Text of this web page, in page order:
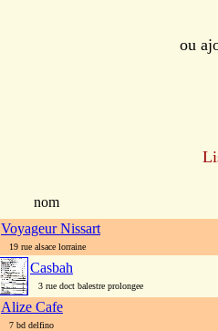
ou
nom
Voyageur Nissart
19 rue alsace lorraine
Casbah
3 rue doct balestre prolongee
Alize Cafe
7 bd delfino